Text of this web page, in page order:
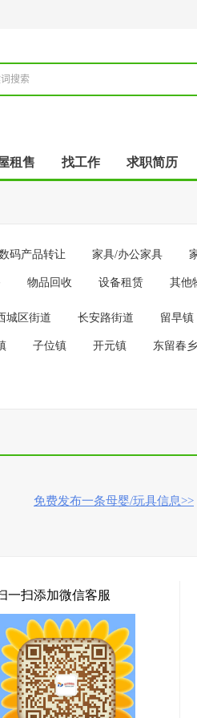
租售 找工作 求职简历
码产品转让 家具/办公家具
物品回收 设备租赁 其他
城区街道 长安路街道 留早镇
子位镇 开元镇 东留春乡
免费发布一条母婴/玩具信息>>
一扫添加微信客服